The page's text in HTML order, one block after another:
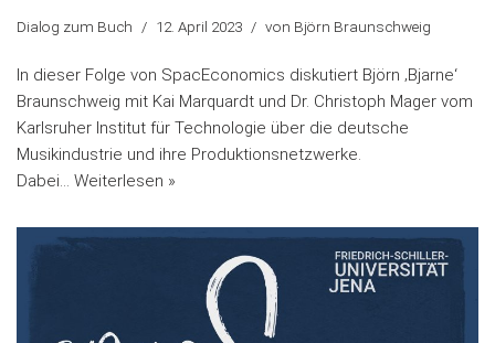
Dialog zum Buch 12. April 2023 von Björn Braunschweig
In dieser Folge von SpacEconomics diskutiert Björn ‚Bjarne‘
Braunschweig mit Kai Marquardt und Dr. Christoph Mager vom
Karlsruher Institut für Technologie über die deutsche
Musikindustrie und ihre Produktionsnetzwerke.
Dabei… Weiterlesen »